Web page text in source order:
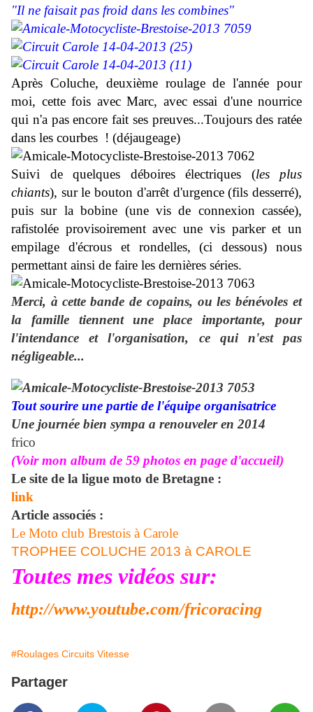
"Il ne faisait pas froid dans les combines"
Après Coluche, deuxième roulage de l'année pour
moi, cette fois avec Marc, avec essai d'une nourrice
qui n'a pas encore fait ses preuves...Toujours des ratée
dans les courbes ! (déjaugeage)
Suivi de quelques déboires électriques (les plus
chiants), sur le bouton d'arrêt d'urgence (fils desserré),
puis sur la bobine (une vis de connexion cassée),
rafistolée provisoirement avec une vis parker et un
empilage d'écrous et rondelles, (ci dessous) nous
permettant ainsi de faire les dernières séries.
Merci, à cette bande de copains, ou les bénévoles et
la famille tiennent une place importante, pour
l'intendance etl'organisation, ce qui n'est pas
négligeable...
Tout sourire une partie de l'équipe organisatrice
Une journée bien sympa a renouveler en 2014
frico
(Voir mon album de 59 photos en page d'accueil)
Le site de la ligue moto de Bretagne :
link
Article associés :
Le Moto club Brestois à Carole
TROPHEE COLUCHE 2013 à CAROLE
Toutes mes vidéos sur:
http://www.youtube.com/fricoracing
#Roulages Circuits Vitesse
Partager